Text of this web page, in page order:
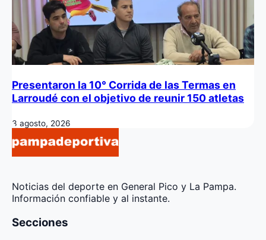
Presentaron la 10° Corrida de las Termas en
Larroudé con el objetivo de reunir 150 atletas
3 agosto, 2026
Noticias del deporte en General Pico y La Pampa.
Información confiable y al instante.
Secciones